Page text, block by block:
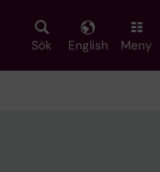
Sök English Meny